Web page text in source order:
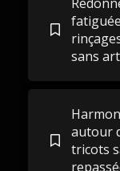
sans
autour
tricots